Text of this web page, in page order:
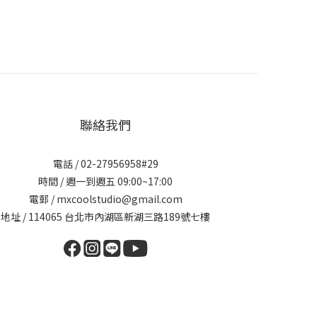
聯絡我們
電話 / 02-27956958#29
時間 / 週一到週五 09:00~17:00
電郵 / mxcoolstudio@gmail.com
地址 / 114065 台北市內湖區新湖三路189號七樓